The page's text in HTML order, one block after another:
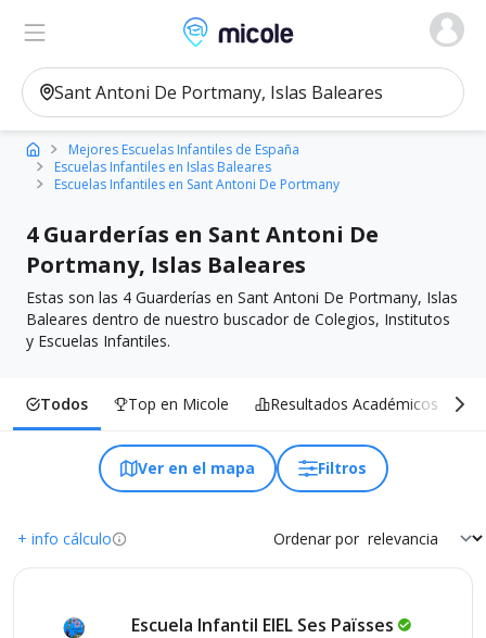
Micole, buscador de colegios
Ver en el mapa Filtros
Mejores Escuelas Infantiles de España
Escuelas Infantiles en Islas Baleares
Escuelas Infantiles en Sant Antoni De Portmany
4 Guarderías en Sant Antoni De
Portmany, Islas Baleares
Estas son las 4 Guarderías en Sant Antoni De Portmany, Islas
Baleares dentro de nuestro buscador de Colegios, Institutos
y Escuelas Infantiles.
Todos Top en Micole Resultados Académicos
Ver en el mapa Filtros
+ info cálculo Ordenar por
Escuela Infantil EIEL Ses Païsses